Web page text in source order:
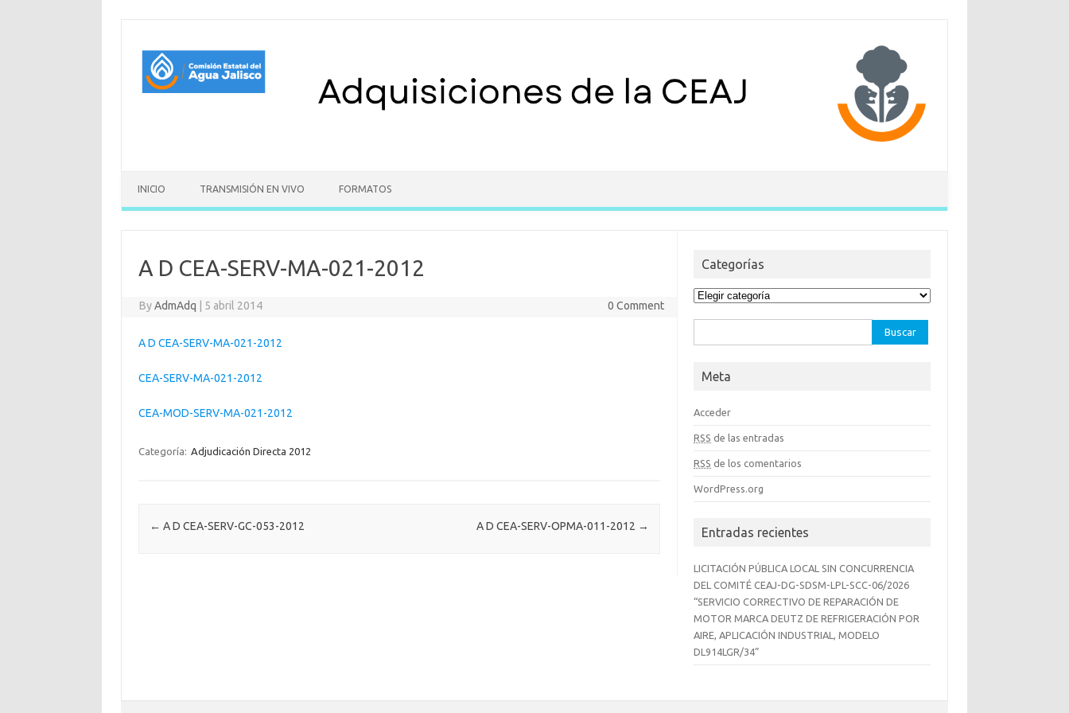
INICIO TRANSMISIÓN EN VIVO FORMATOS
A D CEA-SERV-MA-021-2012
ByAdmAdq 5 abril 2014 0 Comment
A D CEA-SERV-MA-021-2012
CEA-SERV-MA-021-2012
CEA-MOD-SERV-MA-021-2012
Categoría: Adjudicación Directa 2012
Post navigation
← A D CEA-SERV-GC-053-2012 A D CEA-SERV-OPMA-011-2012 →
Categorías
Categorías
Meta
Acceder
RSS de las entradas
RSS de los comentarios
WordPress.org
Entradas recientes
LICITACIÓN PÚBLICA LOCAL SIN CONCURRENCIA
DEL COMITÉ CEAJ-DG-SDSM-LPL-SCC-06/2026
“SERVICIO CORRECTIVO DE REPARACIÓN DE
MOTOR MARCA DEUTZ DE REFRIGERACIÓN POR
AIRE, APLICACIÓN INDUSTRIAL, MODELO
DL914LGR/34”